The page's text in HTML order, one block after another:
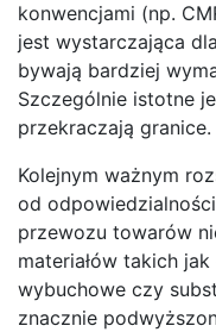
konwencjami (np.
jest wystarczająca
bywają bardziej
Szczególnie istotne
przekraczają granice.
Kolejnym ważnym
od
przewozu towarów
materiałów takich
wybuchowe czy
znacznie